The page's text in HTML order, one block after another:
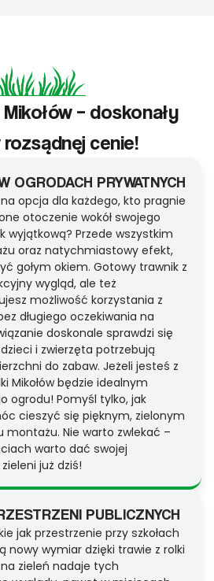
– doskonały
cenie!
OGRODACH PRYWATNYCH
opcja dla każdego, kto pragnie
otoczenie wokół swojego
wyjątkową? Przede wszystkim
oraz natychmiastowy efekt,
gołym okiem. Gotowy trawnik z
wygląd, ale też
możliwość korzystania z
długiego oczekiwania na
doskonale sprawdzi się
i zwierzęta potrzebują
do zabaw. Jeżeli jesteś z
Mikołów będzie idealnym
ogrodu! Pomyśl tylko, jak
cieszyć się pięknym, zielonym
montażu. Nie warto zwlekać –
warto dać swojej
już dziś!
PUBLICZNYCH
jak przestrzenie przy szkołach
nowy wymiar dzięki trawie z rolki
zieleń nadaje tych